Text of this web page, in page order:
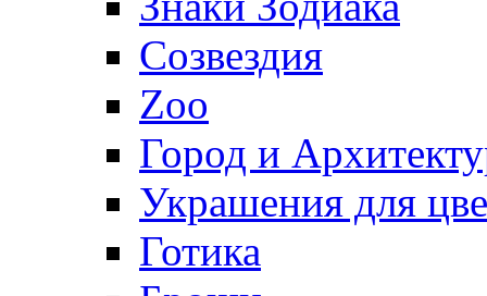
Созвездия
Zoo
Город и
Украшения для
Готика